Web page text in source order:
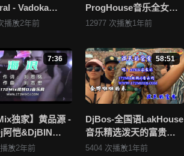
- Vadoka
小锦 Electro
播放2年前
ProgHouse音乐全女声
抖音流行热播Vol.1专辑
12977 次播放1年前
7:36
独家】黄品源 -
阿恺&DjBIN
Mix国语男)
放2年前
58:51
DjBos-全国语LakHouse
音乐精选泼天的富贵流
行专辑172Mix串烧
5404 次播放1年前